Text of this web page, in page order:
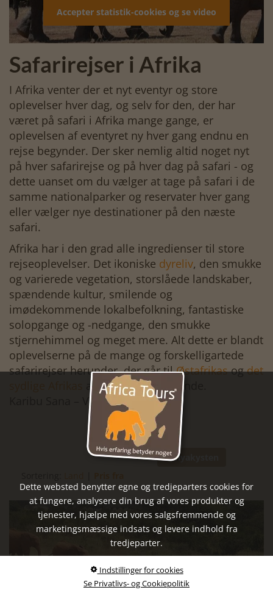
Accepter statistik-cookies og se video
Safarirejser i Afrika
I Afrika venter der et nyt eventyr og store
oplevelser hver dag, og selv for den, der har
været på safari i Afrika mange gange, er
oplevelsen af eventyret ny hver gang endnu en
rejse begynder. Der sker nemlig altid noget nyt
på hver safarirejse og på hver dag på safari - og
dette uanset om du vælger at tage på safari i de
samme nationalparker og reservater hver gang
eller vælger nye destinationer på den næste
safari.
Afrika har i den grad alle ingredienser til store
rejseoplevelser. Det ikoniske dyreliv, den smukke
og varierede vegetation, storslåede landskaber,
spændende kultur, smilende og
imødekommende lokalbefolkning, fantastiske
solopgange og -nedgange, den smukke
stjernehimmel og meget mere. Alt dette er blandt
oplevelserne på de mange og forskelligartede
safarirejser herunder, der går tilØstafrikasogdet
allerbedste safarilande.
Karibu Sana – Velkommen.
Kenyakysten
Dette websted benytter egne og tredjeparters cookies for
at fungere, analysere din brug af vores produkter og
tjenester, hjælpe med vores salgsfremmende og
marketingsmæssige indsats og levere indhold fra
tredjeparter.
Indstillinger for cookies
Se Privatlivs- og Cookiepolitik